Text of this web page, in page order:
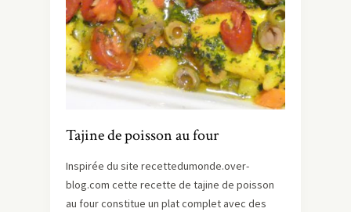
Tajine de poisson au four
Inspirée du site recettedumonde.over-
blog.com cette recette de tajine de poisson
au four constitue un plat complet avec des